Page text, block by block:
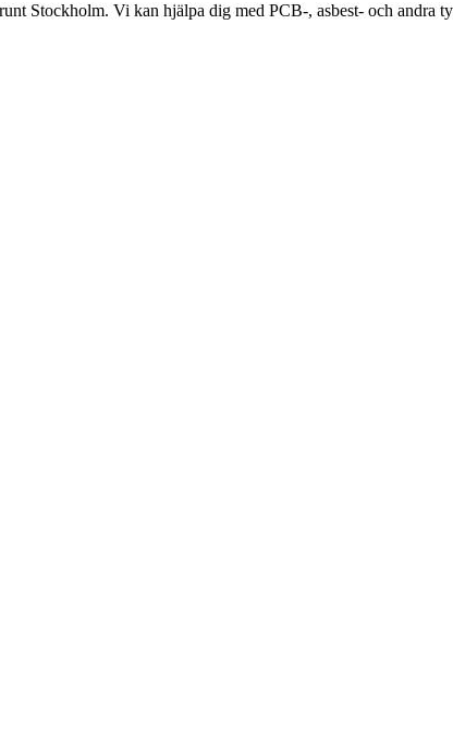
Stockholm. Vi kan hjälpa dig med PCB-, asbest- och andra